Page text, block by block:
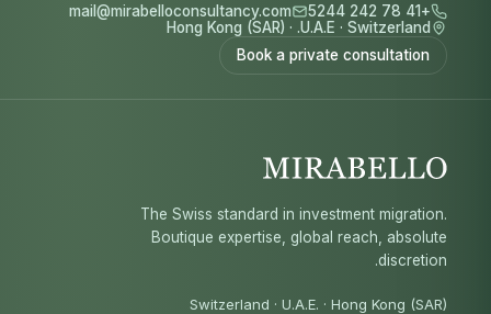
+41 78 242 5244
mail@mirabelloconsultancy.com
Switzerland
·
U.A.E.
·
Hong Kong (SAR)
Book a private consultation
The Swiss standard in investment migration.
Boutique expertise, global reach, absolute
discretion.
Switzerland · U.A.E. · Hong Kong (SAR)